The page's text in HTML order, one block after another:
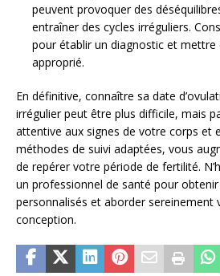
peuvent provoquer des
entraîner des cycles irréguliers.
pour établir un diagnostic et
approprié.
En définitive, connaître sa date
irrégulier peut être plus difficile, mais
attentive aux signes de votre corps et
méthodes de suivi adaptées, vous
de repérer votre période de fertilité.
un professionnel de santé pour
personnalisés et aborder sereinement
conception.